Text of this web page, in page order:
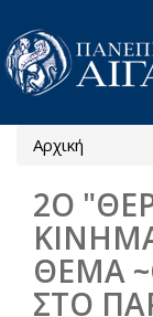
Παράκαμψη προς
Είστε εδώ
Αρχική
2Ο
ΘΕΜΑ
ΣΤΟ